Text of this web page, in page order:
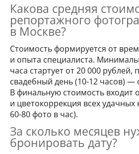
Какова средняя
репортажного
в Москве?
Стоимость формируется от
и опыта специалиста.
часа стартует от 20 000
свадебный день (10-12 часов) —
В финальную стоимость входит
и цветокоррекция всех
60-80 фото в час).
За сколько месяцев
бронировать дату?